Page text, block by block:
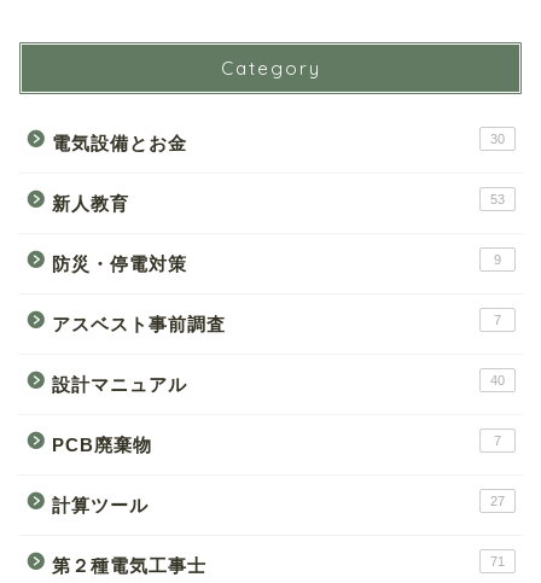
Category
電気設備とお金 30
新人教育 53
防災・停電対策 9
アスベスト事前調査 7
設計マニュアル 40
PCB廃棄物 7
計算ツール 27
第２種電気工事士 71